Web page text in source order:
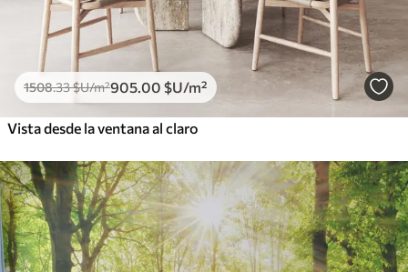
1508.33$U/m²905 .00 $U/m²
Vista desde la ventana al claro